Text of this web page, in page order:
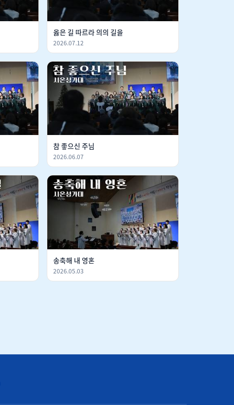
옳은 길 따르라 의의 길을
2026.07.12
참 좋으신 주님
2026.06.07
송축해 내 영혼
2026.05.03